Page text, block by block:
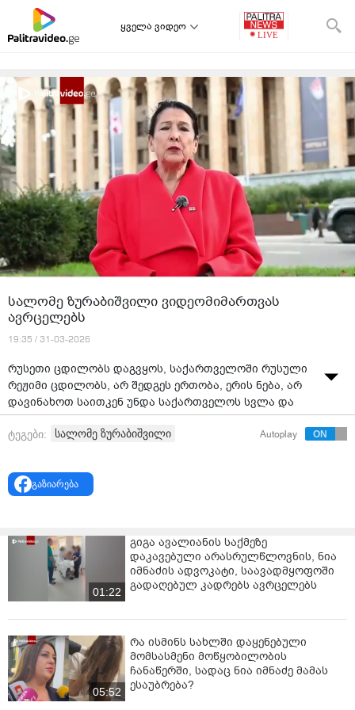
ყველა ვიდეო
სალომე ზურაბიშვილი ვიდეომიმართვას
ავრცელებს
19:35 / 31-03-2026
რუსეთი ცდილობს დაგვყოს, საქართველოში რუსული
რეჟიმი ცდილობს, არ შედგეს ერთობა, ერის ნება, არ
დავინახოთ საითკენ უნდა საქართველოს სვლა და
განვითარება, - ამის შესახებ საქართველოს მეხუთე
პრეზიდენტი, სალომე ზურაბიშვილი სოციალურ
სალომე ზურაბიშვილი რეფერენდუმის დღესთან
დაკავშირებით გავრცელებულ ვიდეოში ამბობს, რომ
ზურაბიშვილის განცხადებით, ვერავინ იფიქრებდა,
რომ დღეს, ხელახლა და ტრაგიკულად დაისმებოდა
კითხვა, რა გინდათ: რუსეთი თუ საქართველო, რუსეთი
თუ თავისუფლება, რუსეთი თუ დამოუკიდებლობა,
„31 მარტი საქართველოს დამოუკიდებლობის
აღდგენის რეფერენდუმის დღეა, ამ დღეს ორი გმირი
ჰყავს: ერთი მხრივ, ეს არის მაშინდელი
საქართველოს პრეზიდენტი ზვიად გამსახურდია,
რომელმაც გაბედა ეს ნაბიჯი გადაედგა და მეორე
ტეგები: სალომე ზურაბიშვილი Autoplay
გაზიარება
01:22
გიგა ავალიანის საქმეზე
დაკავებული არასრულწლოვნის, ნია
იმნაძის ადვოკატი, საავადმყოფოში
გადაღებულ კადრებს ავრცელებს
05:52
რა ისმინს სახლში დაყენებული
მომსასმენი მოწყობილობის
ჩანაწერში, სადაც ნია იმნაძე მამას
ესაუბრება?